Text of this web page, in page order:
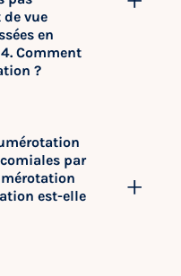
vue
en
Comment
?
par
est-elle